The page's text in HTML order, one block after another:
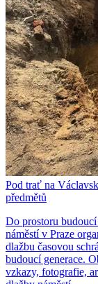
Pod trať na
předmětů
Do prostoru
náměstí v Praze
dlažbu časovou
budoucí generace.
vzkazy, fotografie,